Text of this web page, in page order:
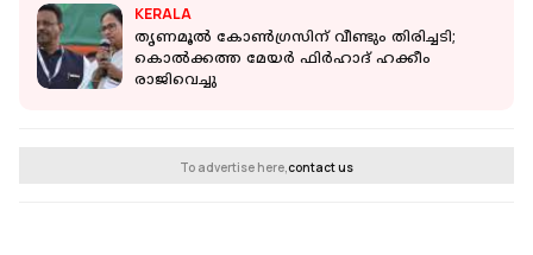
KERALA
തൃണമൂല്‍ കോണ്‍ഗ്രസിന് വീണ്ടും തിരിച്ചടി;
കൊല്‍ക്കത്ത മേയര്‍ ഫിര്‍ഹാദ് ഹക്കീം
രാജിവെച്ചു
To advertise here,contact us